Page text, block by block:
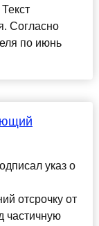
Согласно
по июнь
указ о
отсрочку от
частичную